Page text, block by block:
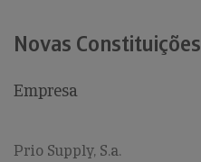
Novas Constituições
Empresa
Prio Supply, S.a.